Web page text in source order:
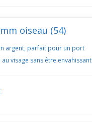
oiseau (54)
argent, parfait pour un port
visage sans être